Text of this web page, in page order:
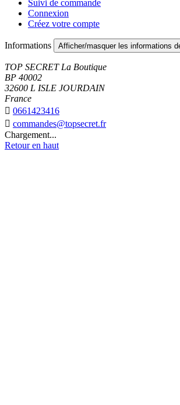
Suivi de commande
Connexion
Créez votre compte
Informations Afficher/masquer les informations
TOP SECRET La Boutique
BP 40002
32600 L ISLE JOURDAIN
France
 0661423416
 commandes@topsecret.fr
Chargement...
Retour en haut